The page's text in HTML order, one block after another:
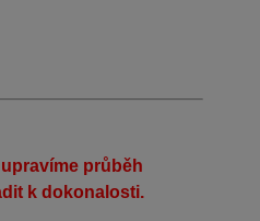
průběh
k dokonalosti.